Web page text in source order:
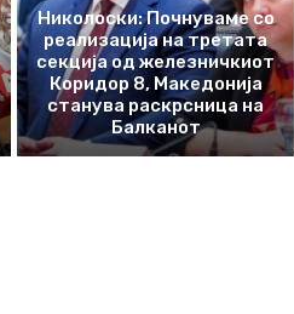
Николоски: Почнуваме со
реализација на третата
секција од железничкиот
Коридор 8, Македонија
станува раскрсница на
Балканот